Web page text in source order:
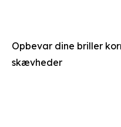
Opbevar dine briller
skævheder